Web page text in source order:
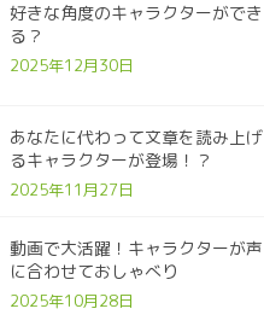
好きな角度のキャラクターができ
る？
2025年12月30日
あなたに代わって文章を読み上げ
るキャラクターが登場！？
2025年11月27日
動画で大活躍！キャラクターが声
に合わせておしゃべり
2025年10月28日